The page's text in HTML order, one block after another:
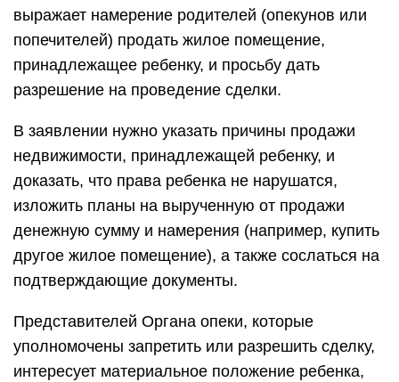
выражает намерение родителей (опекунов или
попечителей) продать жилое помещение,
принадлежащее ребенку, и просьбу дать
разрешение на проведение сделки.
В заявлении нужно указать причины продажи
недвижимости, принадлежащей ребенку, и
доказать, что права ребенка не нарушатся,
изложить планы на вырученную от продажи
денежную сумму и намерения (например, купить
другое жилое помещение), а также сослаться на
подтверждающие документы.
Представителей Органа опеки, которые
уполномочены запретить или разрешить сделку,
интересует материальное положение ребенка,